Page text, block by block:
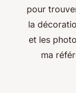
pour
la
et les
ma